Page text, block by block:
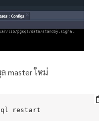
master ใหม่
restart